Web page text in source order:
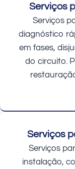
Serviços
Serviços
diagnóstico
em fases,
do circuito.
Serviços
Serviços
instalação,